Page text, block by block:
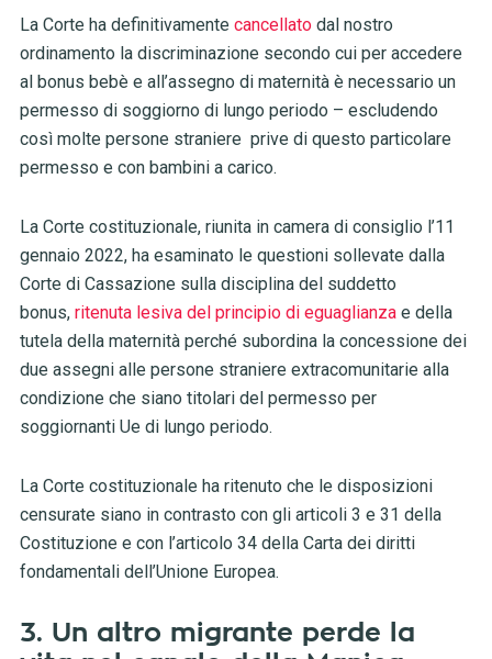
La Corte ha definitivamente cancellatodal nostro
ordinamento la discriminazione secondo cui per accedere
al bonus bebè e all’assegno di maternità è necessario un
permesso di soggiorno di lungo periodo – escludendo
così molte persone straniere prive di questo particolare
permesso e con bambini a carico.
La Corte costituzionale, riunita in camera di consiglio l’11
gennaio 2022, ha esaminato le questioni sollevate dalla
Corte di Cassazione sulla disciplina del suddetto
bonus, ritenuta lesiva del principio di eguaglianzae della
tutela della maternità perché subordina la concessione dei
due assegni alle persone straniere extracomunitarie alla
condizione che siano titolari del permesso per
soggiornanti Ue di lungo periodo.
La Corte costituzionale ha ritenuto che le disposizioni
censurate siano in contrasto con gli articoli 3 e 31 della
Costituzione e con l’articolo 34 della Carta dei diritti
fondamentali dell’Unione Europea.
3. Un altro migrante perde la